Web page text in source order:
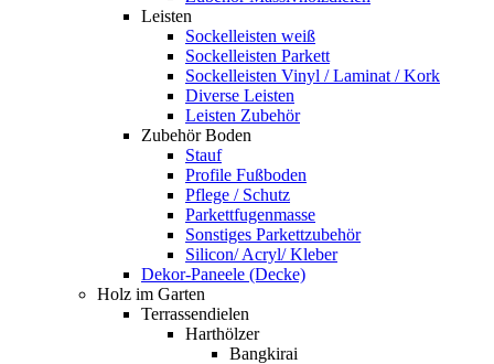
Leisten
Sockelleisten weiß
Sockelleisten Parkett
Sockelleisten Vinyl / Laminat / Kork
Diverse Leisten
Leisten Zubehör
Zubehör Boden
Stauf
Profile Fußboden
Pflege / Schutz
Parkettfugenmasse
Sonstiges Parkettzubehör
Silicon/ Acryl/ Kleber
Dekor-Paneele (Decke)
Holz im Garten
Terrassendielen
Harthölzer
Bangkirai